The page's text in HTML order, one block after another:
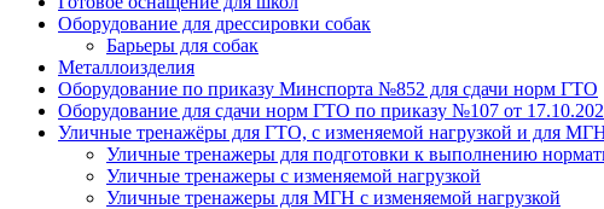
Оборудование для дрессировки собак
Барьеры для собак
Металлоизделия
Оборудование по приказу Минспорта №852 для сдачи норм ГТО
Оборудование для сдачи норм ГТО по приказу №107 от
Уличные тренажёры для ГТО, с изменяемой нагрузкой и для
Уличные тренажеры для подготовки к выполнению
Уличные тренажеры с изменяемой нагрузкой
Уличные тренажеры для МГН с изменяемой нагрузкой